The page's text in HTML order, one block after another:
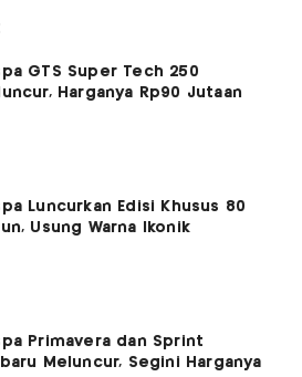
GTS Super Tech 250
Harganya Rp90 Jutaan
Luncurkan Edisi Khusus 80
Usung Warna Ikonik
Primavera dan Sprint
Meluncur, Segini Harganya